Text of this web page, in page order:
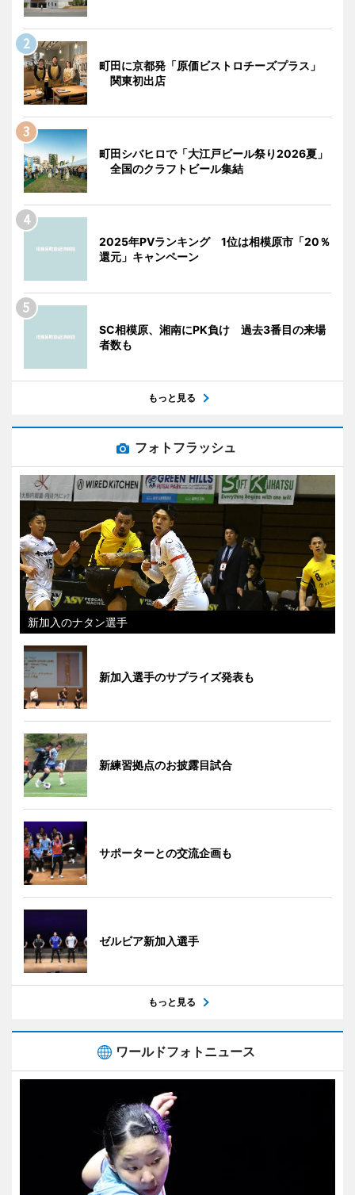
町田に京都発「原価ビストロチーズプラス」
関東初出店
町田シバヒロで「大江戸ビール祭り2026夏」
全国のクラフトビール集結
2025年PVランキング 1位は相模原市「20％
還元」キャンペーン
SC相模原、湘南にPK負け 過去3番目の来場
者数も
もっと見る
フォトフラッシュ
新加入のナタン選手
新加入選手のサプライズ発表も
新練習拠点のお披露目試合
サポーターとの交流企画も
ゼルビア新加入選手
もっと見る
ワールドフォトニュース